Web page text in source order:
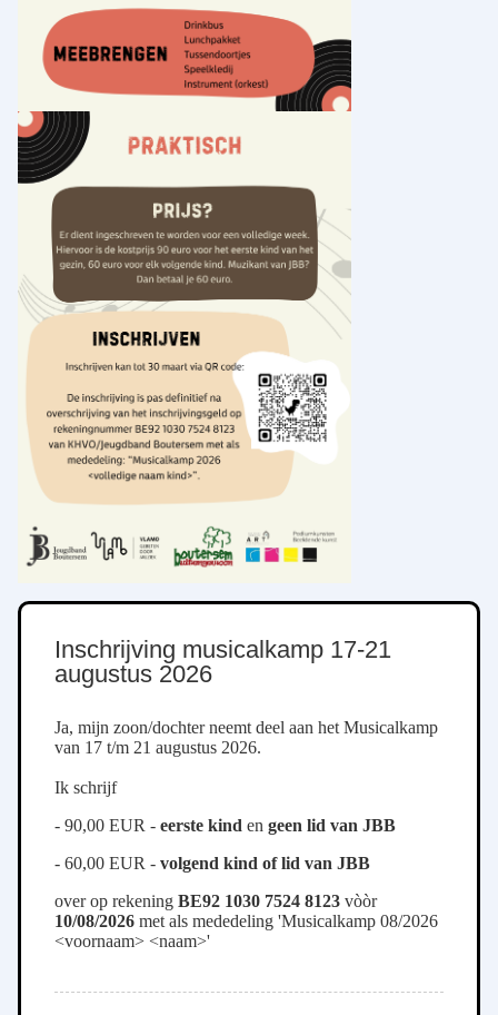
Inschrijving musicalkamp 17-21
augustus 2026
Ja, mijn zoon/dochter neemt deel aan het Musicalkamp
van 17 t/m 21 augustus 2026.
Ik schrijf
- 90,00 EUR - eerste kind en geen lid van JBB
- 60,00 EUR - volgend kind of lid van JBB
over op rekening BE92 1030 7524 8123 vòòr
10/08/2026 met als mededeling 'Musicalkamp 08/2026
<voornaam> <naam>'